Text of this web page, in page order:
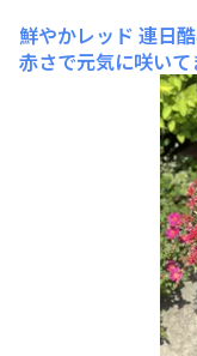
鮮やかレッド 連日
赤さで元気に咲いて